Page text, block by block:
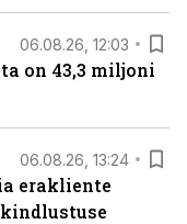
06.08.26, 12:03
on 43,3 miljoni
06.08.26, 13:24
erakliente